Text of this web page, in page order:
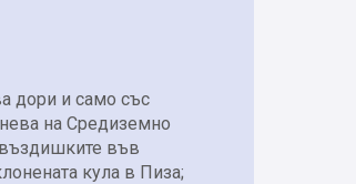
дори и само със
на Средиземно
въздишките във
кула в Пиза;